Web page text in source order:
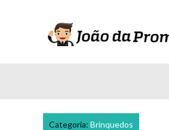
Categoria: Brinquedos